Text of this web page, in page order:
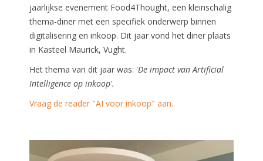
jaarlijkse evenement Food4Thought, een kleinschalig
thema-diner met een specifiek onderwerp binnen
digitalisering en inkoop. Dit jaar vond het diner plaats
in Kasteel Maurick, Vught.
Het thema van dit jaar was: 'De impact van Artificial
Intelligence op inkoop'.
Vraag de reader "AI voor inkoop" aan.